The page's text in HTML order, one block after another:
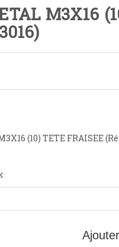
M3X16
(10) TETE FRAISEE